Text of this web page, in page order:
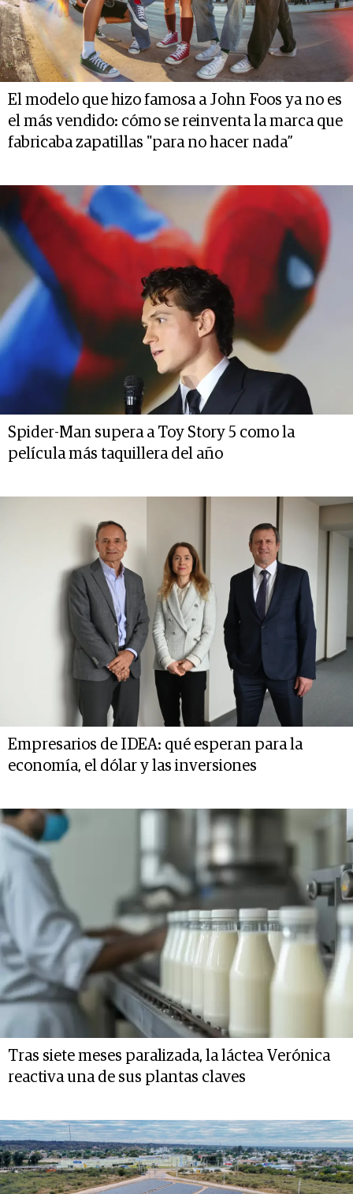
El modelo que hizo famosa a John Foos ya no es
el más vendido: cómo se reinventa la marca que
fabricaba zapatillas "para no hacer nada”
Spider-Man supera a Toy Story 5 como la
película más taquillera del año
Empresarios de IDEA: qué esperan para la
economía, el dólar y las inversiones
Tras siete meses paralizada, la láctea Verónica
reactiva una de sus plantas claves